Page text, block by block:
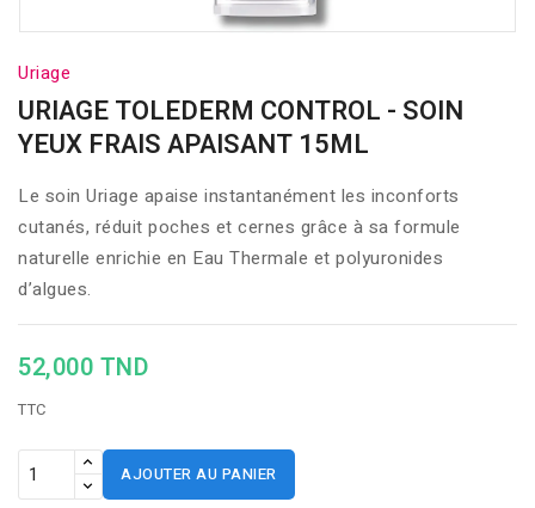
Uriage
URIAGE TOLEDERM CONTROL - SOIN
YEUX FRAIS APAISANT 15ML
Le soin Uriage apaise instantanément les inconforts
cutanés, réduit poches et cernes grâce à sa formule
naturelle enrichie en Eau Thermale et polyuronides
d’algues.
52,000 TND
TTC
AJOUTER AU PANIER